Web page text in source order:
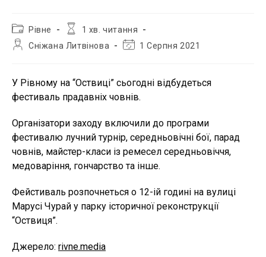
Категорія
запису:
Рівне
Час
1 хв. читання
АвторСніжана Литвінова
Остання1 Серпня 2021
У Рівному на “Оствиці” сьогодні відбудеться
фестиваль прадавніх човнів.
Організатори заходу включили до програми
фестивалю лучний турнір, середньовічні бої, парад
човнів, майстер-класи із ремесел середньовіччя,
медоваріння, гончарство та інше.
Фейстиваль розпочнеться о 12-ій годині на вулиці
Марусі Чурай у парку історичної реконструкції
“Оствиця”.
Джерело: rivne.media